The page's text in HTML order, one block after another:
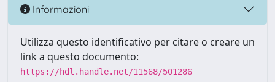
Informazioni
Utilizza questo identificativo per citare o creare un
link a questo documento:
https://hdl.handle.net/11568/501286